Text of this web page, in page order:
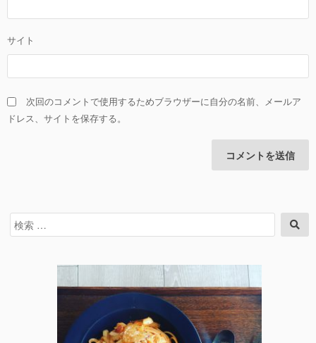
サイト
次回のコメントで使用するためブラウザーに自分の名前、メールア
ドレス、サイトを保存する。
検
索
索